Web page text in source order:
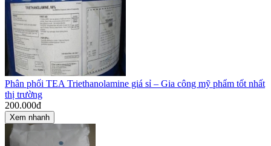
Phân phối TEA Triethanolamine giá sỉ – Gia công mỹ phẩm tốt nhất
thị trường
200.000đ
Xem nhanh